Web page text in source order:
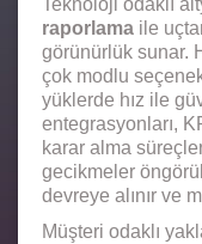
Teknoloji odaklı
raporlama ile
görünürlük sunar.
çok modlu
yüklerde hız ile
entegrasyonları,
karar alma
gecikmeler
devreye alınır ve
Müşteri odaklı